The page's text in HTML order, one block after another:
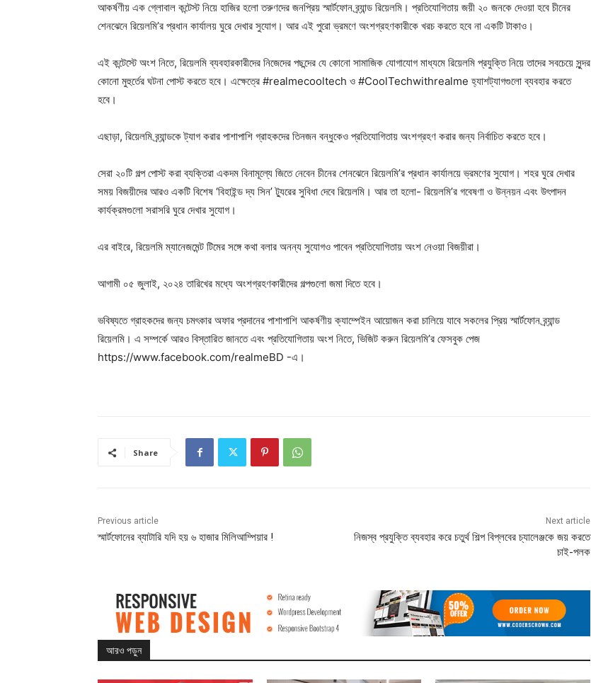
আকর্ষণীয় এক গ্লোবাল কন্টেস্ট নিয়ে হাজির হলো তরুণদের জনপ্রিয় স্মার্টফোন ব্র্যান্ড রিয়েলমি। প্রতিযোগিতায় জয়ী ২০ জনকে দেওয়া হবে চীনের
শেনঝেনে রিয়েলমি’র প্রধান কার্যালয় ঘুরে দেখার সুযোগ। আর এই পুরো ভ্রমণে অংশগ্রহণকারীকে খরচ করতে হবে না একটি টাকাও।
এই কন্টেস্টে অংশ নিতে, রিয়েলমি ব্যবহারকারীদের নিজেদের পছন্দের যে কোনো সামাজিক যোগাযোগ মাধ্যমে রিয়েলমি প্রযুক্তি নিয়ে তাদের সবচেয়ে সুন্দর
কোনো মুহুর্তের ঘটনা পোস্ট করতে হবে। এক্ষেত্রে #realmecooltech ও #CoolTechwithrealme হ্যাশট্যাগগুলো ব্যবহার করতে
হবে।
এছাড়া, রিয়েলমি ব্র্যান্ডকে ট্যাগ করার পাশাপাশি গ্রাহকদের তিনজন বন্ধুকেও প্রতিযোগিতায় অংশগ্রহণ করার জন্য নির্বাচিত করতে হবে।
সেরা ২০টি গল্প পোস্ট করা ব্যক্তিরা একদম বিনামূল্যে জিতে নেবেন চীনের শেনঝেনে রিয়েলমি’র প্রধান কার্যালয়ে ভ্রমণের সুযোগ। শহর ঘুরে দেখার
সময় বিজয়ীদের আরও একটি বিশেষ ‘বিহাইন্ড দ্য সিন’ ট্যুরের সুবিধা দেবে রিয়েলমি। আর তা হলো- রিয়েলমি’র গবেষণা ও উন্নয়ন এবং উৎপাদন
কার্যক্রমগুলো সরাসরি ঘুরে দেখার সুযোগ।
এর বাইরে, রিয়েলমি ম্যানেজমেন্ট টিমের সঙ্গে কথা বলার অনন্য সুযোগও পাবেন প্রতিযোগিতায় অংশ নেওয়া বিজয়ীরা।
আগামী ০৫ জুলাই, ২০২৪ তারিখের মধ্যে অংশগ্রহণকারীদের গল্পগুলো জমা দিতে হবে।
ভবিষ্যতে গ্রাহকদের জন্য চমৎকার অফার প্রদানের পাশাপাশি আকর্ষণীয় ক্যাম্পেইন আয়োজন করা চালিয়ে যাবে সকলের প্রিয় স্মার্টফোন ব্র্যান্ড
রিয়েলমি। এ সম্পর্কে আরও বিস্তারিত জানতে এবং প্রতিযোগিতায় অংশ নিতে, ভিজিট করুন রিয়েলমি’র ফেসবুক পেজ
https://www.facebook.com/realmeBD -এ।
Share
Previous article
স্মার্টফোনের ব্যাটারি যদি হয় ৬ হাজার মিলিআম্পিয়ার !
Next article
নিজস্ব প্রযুক্তি ব্যবহার করে চতুর্থ শিল্প বিপ্লবের চ্যালেঞ্জকে জয় করতে
চাই-পলক
আরও পড়ুন